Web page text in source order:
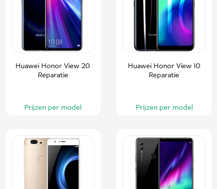
Huawei Honor View 20
Reparatie
Prijzen per model
Huawei Honor View 10
Reparatie
Prijzen per model